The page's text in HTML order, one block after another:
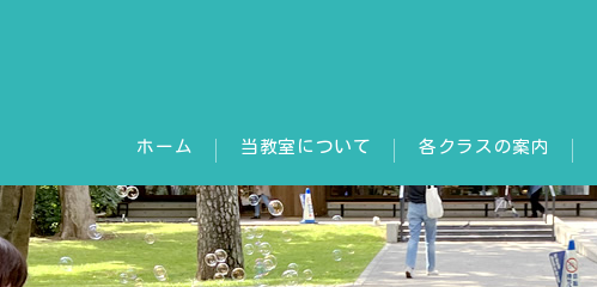
ホーム 当教室について 各クラスの案内